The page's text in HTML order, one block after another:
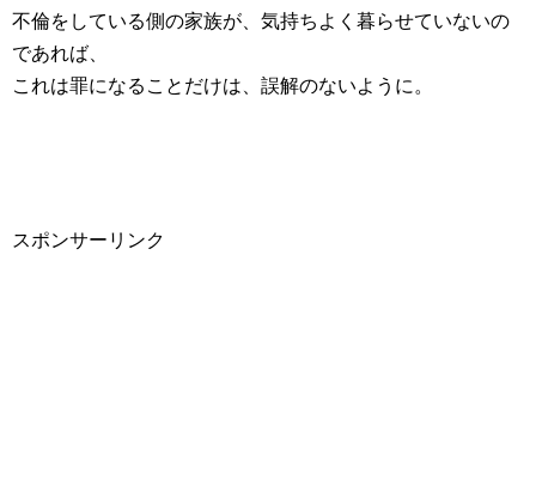
不倫をしている側の家族が、気持ちよく暮らせていないの
であれば、
これは罪になることだけは、誤解のないように。
スポンサーリンク